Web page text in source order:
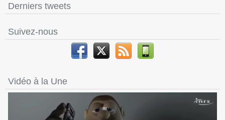
Derniers tweets
Suivez-nous
Vidéo à la Une